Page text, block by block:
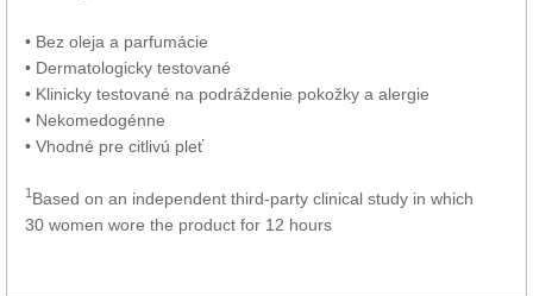
• Bez oleja a parfumácie
• Dermatologicky testované
• Klinicky testované na podráždenie pokožky a alergie
• Nekomedogénne
• Vhodné pre citlivú pleť
1 Based on an independent third-party clinical study in which
30 women wore the product for 12 hours